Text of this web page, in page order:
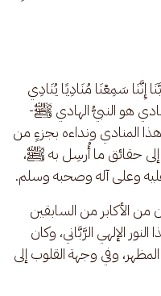
إِنَّنَا سَمِعْنَا مُنَادِيًا يُنَادِي
هو النبيُّ الهادي ﷺ-
المنادي ونداءه بجزءٍ من
إلى حقائق ما أُرسِل به ﷺ،
وعلى آله وصحبه وسلم.
الأكابر من السابقين
الإلهي الرَّبَّاني، وكان
وفي وجهة القلوب إلى